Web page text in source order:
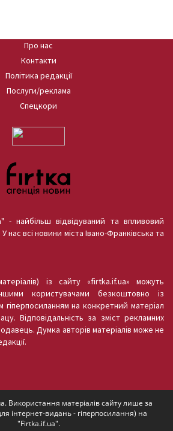
Про нас
Контакти
Політика редакції
Послуги/реклама
Спецкори
- найбільш відвідуваний та впливовий
нас всі новини міста Івано-Франківська та
із сайту «firtka.if.ua» можуть
користувачами безкоштовно із
гіперпосиланням на конкретний матеріал
Відповідальність за зміст рекламних
Думка авторів матеріалів може не
Використання матеріалів сайту лише за
інтернет-видань - гіперпосилання) на
"Firtka.if.ua".